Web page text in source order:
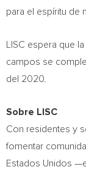
para el espíritu de
LISC espera que
campos se
del 2020.
Sobre LISC
Con residentes y
fomentar
Estados Unidos